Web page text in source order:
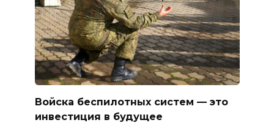
Войска беспилотных систем — это
инвестиция в будущее